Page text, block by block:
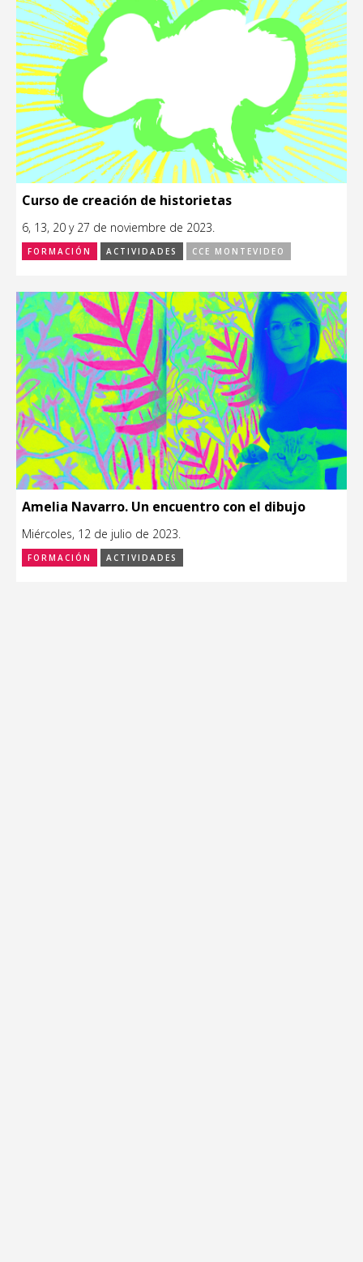
Curso de creación de historietas
6, 13, 20 y 27 de noviembre de 2023.
FORMACIÓN ACTIVIDADES CCE MONTEVIDEO
Amelia Navarro. Un encuentro con el dibujo
Miércoles, 12 de julio de 2023.
FORMACIÓN ACTIVIDADES